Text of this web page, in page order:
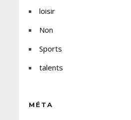
loisir
Non
Sports
talents
MÉTA